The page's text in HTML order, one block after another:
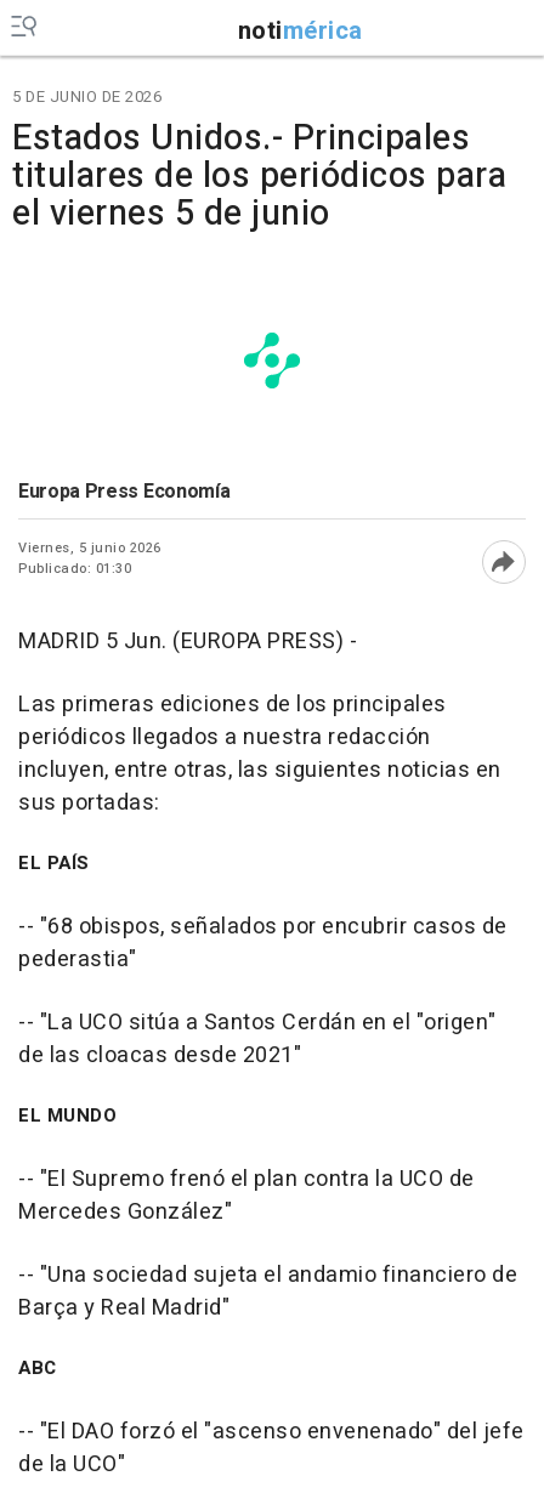
notimérica
5 DE JUNIO DE 2026
Estados Unidos.- Principales
titulares de los periódicos para
el viernes 5 de junio
Europa Press Economía
Viernes, 5 junio 2026
Publicado: 01:30
MADRID 5 Jun. (EUROPA PRESS) -
Las primeras ediciones de los principales
periódicos llegados a nuestra redacción
incluyen, entre otras, las siguientes noticias en
sus portadas:
EL PAÍS
-- "68 obispos, señalados por encubrir casos de
pederastia"
-- "La UCO sitúa a Santos Cerdán en el "origen"
de las cloacas desde 2021"
EL MUNDO
-- "El Supremo frenó el plan contra la UCO de
Mercedes González"
-- "Una sociedad sujeta el andamio financiero de
Barça y Real Madrid"
ABC
-- "El DAO forzó el "ascenso envenenado" del jefe
de la UCO"